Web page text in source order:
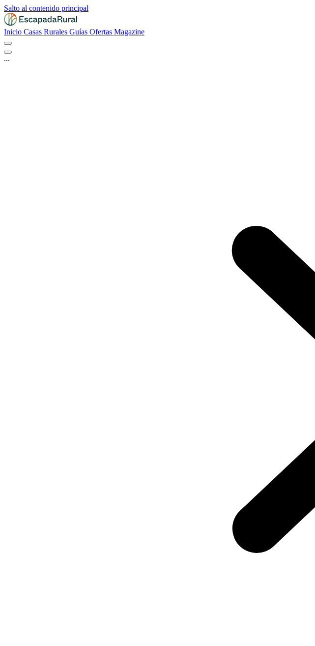
Salto al contenido principal
Inicio Casas Rurales Guías Ofertas Magazine
...